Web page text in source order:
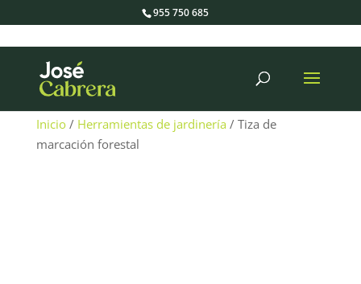
955 750 685
Inicio/ Herramientas de jardinería / Tiza de
marcación forestal